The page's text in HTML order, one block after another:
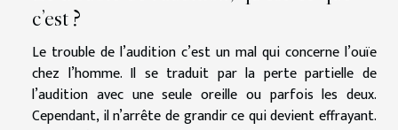
c’est ?
Le trouble de l’audition c’est un mal qui concerne l’ouïe
chez l’homme. Il se traduit par la perte partielle de
l’audition avec une seule oreille ou parfois les deux.
Cependant, il n’arrête de grandir ce qui devient effrayant.